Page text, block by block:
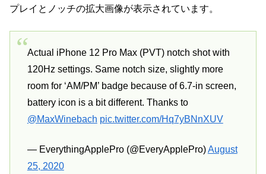
プレイとノッチの拡大画像が表示されています。
Actual iPhone 12 Pro Max (PVT) notch shot with
120Hz settings. Same notch size, slightly more
room for ‘AM/PM’ badge because of 6.7-in screen,
battery icon is a bit different. Thanks to
@MaxWinebach pic.twitter.com/Hq7yBNnXUV
— EverythingApplePro (@EveryApplePro)August
25, 2020